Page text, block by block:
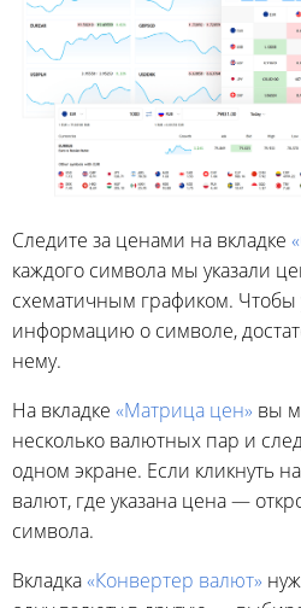
Следите за ценами на вкладке
каждого символа мы указали
схематичным графиком.
информацию о символе,
нему.
На вкладке «Матрица цен» вы
несколько валютных пар и
одном экране. Если кликнуть
валют, где указана цена —
символа.
Вкладка «Конвертер валют»